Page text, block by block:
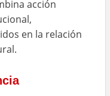
acción
en la relación